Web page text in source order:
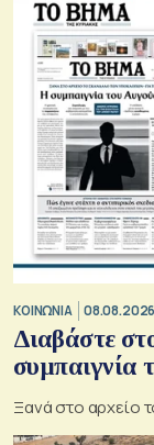
ΚΟΙΝΩΝΙΑ
Διαβάστε
συμπαιγνία
Ξανά στο αρχείο